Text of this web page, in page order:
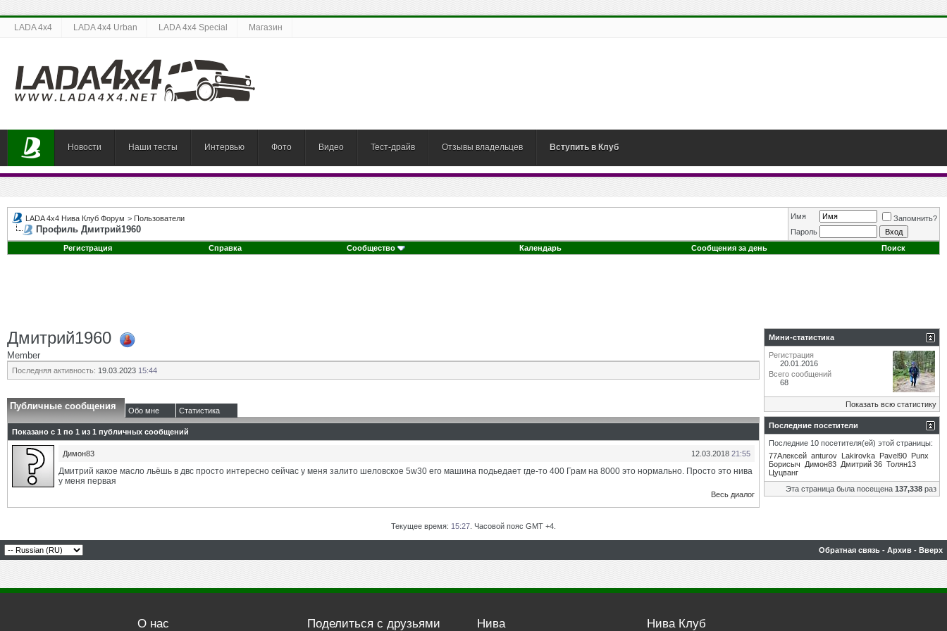
LADA 4x4 LADA 4x4 Urban LADA 4x4 Special Магазин
Новости Наши тесты Интервью Фото Видео Тест-драйв Отзывы владельцев Вступить в Клуб
LADA 4x4 Нива Клуб Форум > Пользователи
Профиль Дмитрий1960
Имя
Запомнить?
Пароль
Регистрация
Справка Сообщество Календарь Сообщения за день Поиск
Дмитрий1960
Member
Последняя активность: 19.03.2023 15:44
Публичные сообщения Обо мне Статистика
Показано с 1 по 1 из 1 публичных сообщений
12.03.2018 21:55
Димон83
Дмитрий какое масло льёшь в двс просто интересно сейчас у меня залито шеловское 5w30 его машина подьедает где-то 400 Грам на 8000 это нормально. Просто это нива
у меня первая
Весь диалог
Мини-статистика
Регистрация
20.01.2016
Всего сообщений
68
Показать всю статистику
Последние посетители
Последние 10 посетителя(ей) этой страницы:
77Алексей anturov Lakirovka Pavel90 Punx
Борисыч
Димон83 Дмитрий 36 Толян13
Цуцванг
Эта страница была посещена 137,338 раз
Текущее время: 15:27 . Часовой пояс GMT +4.
Обратная связь - Архив - Вверх
О нас Поделиться с друзьями Нива Нива Клуб